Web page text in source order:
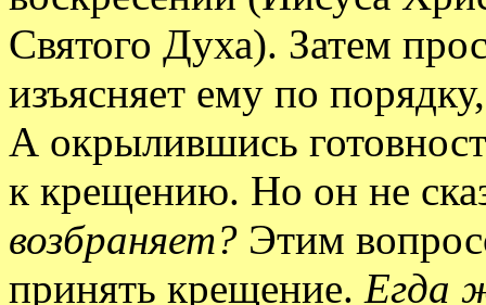
Святого Духа). Затем
изъясняет ему по
А окрылившись
к крещению. Но он не
возбраняет? Этим
принять крещение. Егда